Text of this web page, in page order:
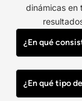
dinámicas en
¿En qué
¿En qué tipo